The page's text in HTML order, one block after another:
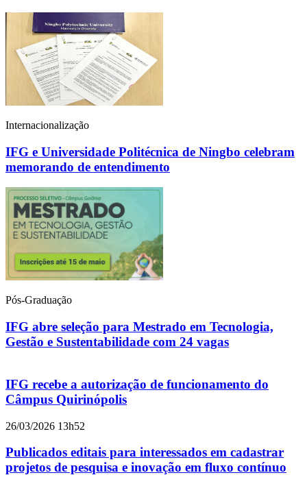
Internacionalização
IFG e Universidade Politécnica de Ningbo celebram
memorando de entendimento
Pós-Graduação
IFG abre seleção para Mestrado em Tecnologia,
Gestão e Sustentabilidade com 24 vagas
IFG recebe a autorização de funcionamento do
Câmpus Quirinópolis
26/03/2026 13h52
Publicados editais para interessados em cadastrar
projetos de pesquisa e inovação em fluxo contínuo